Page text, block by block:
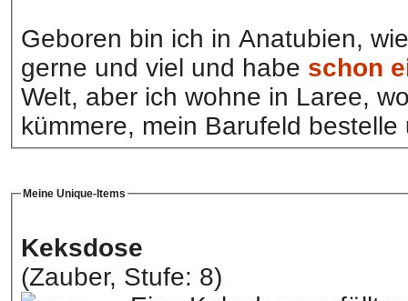
Geboren bin ich in Anatubien,
gerne und viel und habe schon
Welt, aber ich wohne in Laree,
kümmere, mein Barufeld
Meine Unique-Items
Keksdose
(Zauber, Stufe: 8)